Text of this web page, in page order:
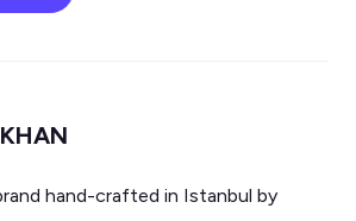
hand-crafted in Istanbul by